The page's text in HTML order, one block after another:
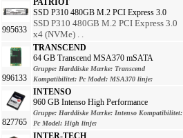
995633
PATRIOT
SSD P310 480GB M.2 PCI Express 3.0
SSD P310 480GB M.2 PCI Express 3.0
x4 (NVMe) . .
996133
TRANSCEND
64 GB Transcend MSA370 mSATA
Gruppe: Harddiske Mærke: Transcend
Kompatibilitet: Pc Model: MSA370 linje:
827765
INTENSO
960 GB Intenso High Performance
Gruppe: Harddiske Mærke: Intenso Kompatibilitet:
Pc Model: High linje: